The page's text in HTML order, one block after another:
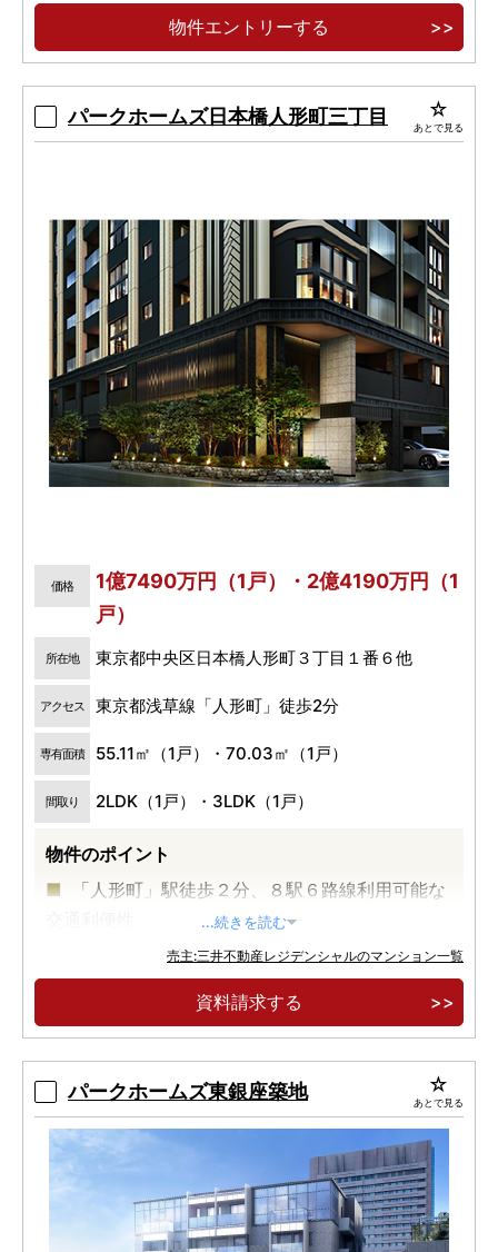
クト
物件エントリーする
パークホームズ日本橋人形町三丁目 あとで見る
価格
1億7490万円（1戸）・2億4190万円（1
戸）
所在地 東京都中央区日本橋人形町３丁目１番６他
アクセス 東京都浅草線「人形町」徒歩2分
専有面積 55.11㎡（1戸）・70.03㎡（1戸）
間取り 2LDK（1戸）・3LDK（1戸）
物件のポイント
「人形町」駅徒歩２分、８駅６路線利用可能な
大規模再開発が進む、日本橋エリアが生活圏
伝統×モダン 日本橋の美意識薫るデザイン
...続きを読む
売主:三井不動産レジデンシャルのマンション一覧
資料請求する
パークホームズ東銀座築地 あとで見る